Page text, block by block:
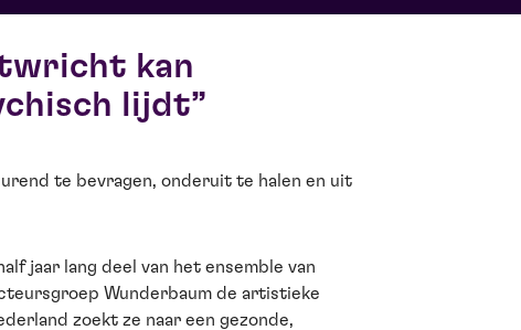
kan
lijdt
te bevragen, onderuit te halen en uit
jaar lang deel van het ensemble van
Wunderbaum de artistieke
zoekt ze naar een gezonde,